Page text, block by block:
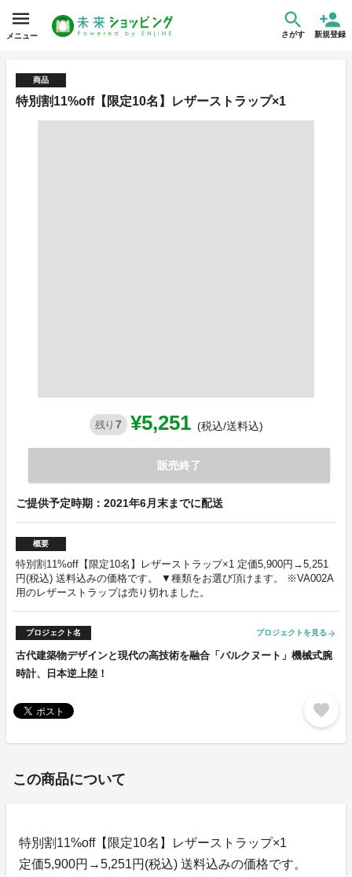
メニュー さがす 新規登録
商品
特別割11%off【限定10名】レザーストラップ×1
残り 7 ¥5,251 (税込/送料込)
販売終了
ご提供予定時期：2021年6月末までに配送
概要
特別割11%off【限定10名】レザーストラップ×1 定価5,900円→5,251
円(税込) 送料込みの価格です。 ▼種類をお選び頂けます。 ※VA002A
用のレザーストラップは売り切れました。
プロジェクト名 プロジェクトを見る arrow_forward
古代建築物デザインと現代の高技術を融合「バルクヌート」機械式腕
時計、日本逆上陸！
favorite
この商品について
特別割11%off【限定10名】レザーストラップ×1
定価5,900円→5,251円(税込) 送料込みの価格です。